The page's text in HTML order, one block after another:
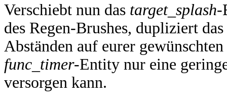
Verschiebt nun das target_splash-
des Regen-Brushes, dupliziert
Abständen auf eurer
func_timer-Entity nur eine
versorgen kann.